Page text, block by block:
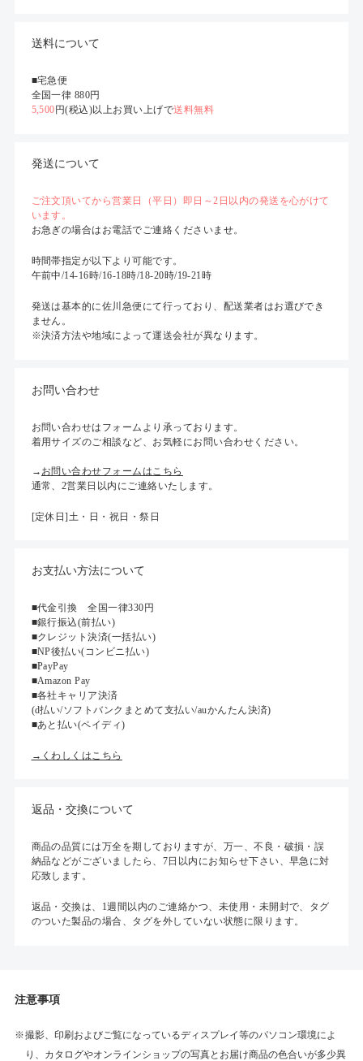
送料について
■宅急便
全国一律 880円
5,500 円(税込)以上お買い上げで送料無料
発送について
ご注文頂いてから営業日（平日）即日～2日以内の発送を心がけて
います。
お急ぎの場合はお電話でご連絡くださいませ。
時間帯指定が以下より可能です。
午前中/14-16時/16-18時/18-20時/19-21時
発送は基本的に佐川急便にて行っており、配送業者はお選びでき
ません。
※決済方法や地域によって運送会社が異なります。
お問い合わせ
お問い合わせはフォームより承っております。
着用サイズのご相談など、お気軽にお問い合わせください。
→ お問い合わせフォームはこちら
通常、2営業日以内にご連絡いたします。
[定休日]土・日・祝日・祭日
お支払い方法について
■代金引換 全国一律330円
■銀行振込(前払い)
■クレジット決済(一括払い)
■NP後払い(コンビニ払い)
■PayPay
■Amazon Pay
■各社キャリア決済
(d払い/ソフトバンクまとめて支払い/auかんたん決済)
■あと払い(ペイディ)
→くわしくはこちら
返品・交換について
商品の品質には万全を期しておりますが、万一、不良・破損・誤
納品などがございましたら、7日以内にお知らせ下さい、早急に対
応致します。
返品・交換は、1週間以内のご連絡かつ、未使用・未開封で、タグ
のついた製品の場合、タグを外していない状態に限ります。
注意事項
撮影、印刷およびご覧になっているディスプレイ等のパソコン環境によ
り、カタログやオンラインショップの写真とお届け商品の色合いが多少異